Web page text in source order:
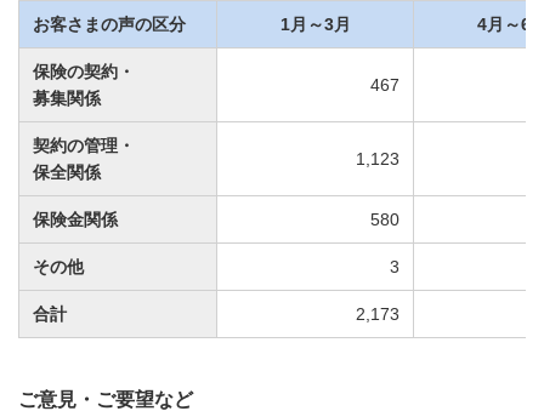
お客さまの声の区分 1月～3月 4月～6
保険の契約・
募集関係
467
契約の管理・
保全関係
1,123
保険金関係 580
その他 3
合計 2,173
ご意見・ご要望など